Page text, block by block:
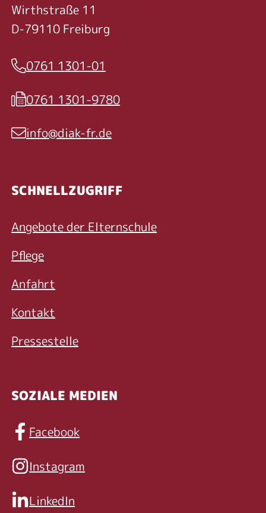
Wirthstraße 11
D-79110 Freiburg
Telefon
0761 1301-01
Fax
0761 1301-9780
E-Mail
info@diak-fr.de
SCHNELLZUGRIFF
Angebote der Elternschule
Pflege
Anfahrt
Kontakt
Pressestelle
SOZIALE MEDIEN
Facebook
Instagram
LinkedIn